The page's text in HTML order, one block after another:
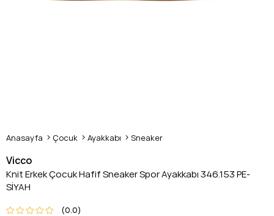
Anasayfa Çocuk Ayakkabı Sneaker
Vicco
Knit Erkek Çocuk Hafif Sneaker Spor Ayakkabı 346.153 PE-
SİYAH
0.0